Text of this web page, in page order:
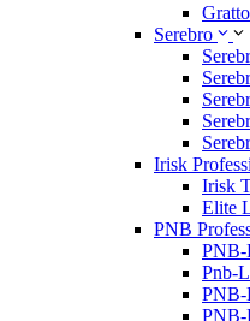
Serebro
Irisk
Irisk
Elite
PNB
Pnb-
PNB-
PNB-